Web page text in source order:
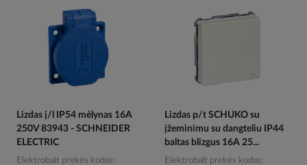
Lizdas į/l IP54 mėlynas 16A
250V 83943 - SCHNEIDER
ELECTRIC
Elektrobalt prekės kodas
Lizdas p/t SCHUKO su
įžeminimu su dangteliu IP44
baltas blizgus 16A 25...
Elektrobalt prekės kodas